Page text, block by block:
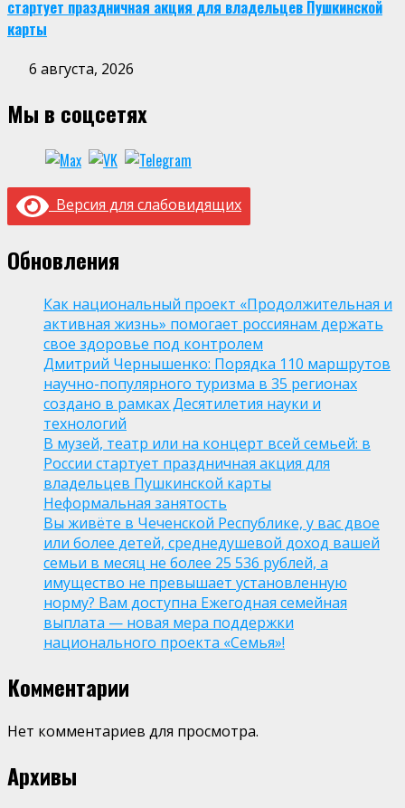
стартует праздничная акция для владельцев Пушкинской
карты
6 августа, 2026
Мы в соцсетях
Версия для слабовидящих
Обновления
Как национальный проект «Продолжительная и
активная жизнь» помогает россиянам держать
свое здоровье под контролем
Дмитрий Чернышенко: Порядка 110 маршрутов
научно-популярного туризма в 35 регионах
создано в рамках Десятилетия науки и
технологий
В музей, театр или на концерт всей семьей: в
России стартует праздничная акция для
владельцев Пушкинской карты
Неформальная занятость
Вы живёте в Чеченской Республике, у вас двое
или более детей, среднедушевой доход вашей
семьи в месяц не более 25 536 рублей, а
имущество не превышает установленную
норму? Вам доступна Ежегодная семейная
выплата — новая мера поддержки
национального проекта «Семья»!
Комментарии
Нет комментариев для просмотра.
Архивы